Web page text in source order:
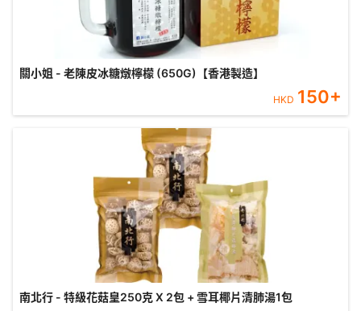
關小姐 - 老陳皮冰糖燉檸檬 (650G)【香港製造】
HKD 150+
南北行 - 特級花菇皇250克 X 2包 + 雪耳椰片清肺湯1包